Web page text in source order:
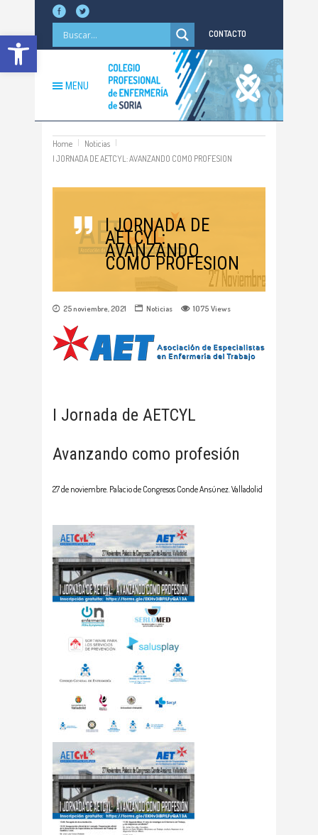
Abrir barra de herramientas CONTACTO
MENU
Home
Noticias
I JORNADA DE AETCYL: AVANZANDO COMO PROFESION
I JORNADA DE
AETCYL:
AVANZANDO
COMO PROFESION
25 noviembre, 2021 Noticias 1075 Views
I Jornada de AETCYL
Avanzando como profesión
27 de noviembre. Palacio de Congresos Conde Ansúnez. Valladolid